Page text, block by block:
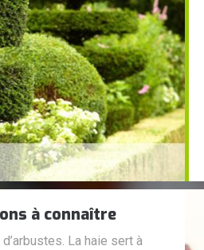
à connaître
La haie sert à